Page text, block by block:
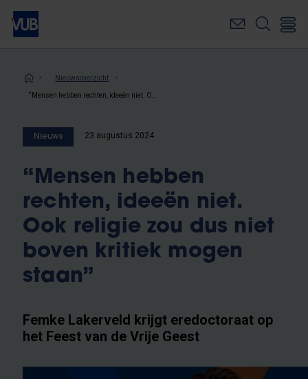
Overslaan
naar
inhoudKruimelpad
Nieuwsoverzicht
Nieuws 23 augustus 2024
“Mensen hebben
rechten, ideeën niet.
Ook religie zou dus niet
boven kritiek mogen
staan”
Femke Lakerveld krijgt eredoctoraat op
het Feest van de Vrije Geest